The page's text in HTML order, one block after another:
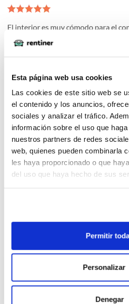
Esta página web usa cookies
Las cookies de este sitio web se
el contenido y los anuncios,
sociales y analizar el tráfico.
información sobre el uso que
nuestros partners de redes
web, quienes pueden combinarla
les haya proporcionado o que
del uso que haya hecho de sus
Permitir
Personalizar
Denegar
El interior es muy cómodo para el
suave y soporte ajustable, muy
La imagen del coche puede no
ofertado. Los datos y la información
obtenida de la empresa ofertante
efectos informativos no
Número de oferta:CDS-AYV-19021
actualización: 2026-06-10
Otras ofertas de